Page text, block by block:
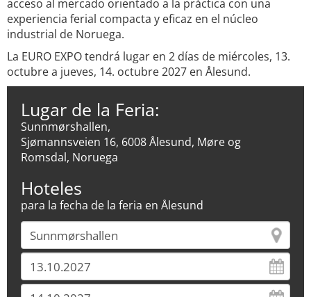
acceso al mercado orientado a la práctica con una
experiencia ferial compacta y eficaz en el núcleo
industrial de Noruega.
La EURO EXPO tendrá lugar en 2 días de miércoles, 13.
octubre a jueves, 14. octubre 2027 en Ålesund.
Lugar de la Feria:
Sunnmørshallen,
Sjømannsveien 16, 6008 Ålesund, Møre og
Romsdal, Noruega
Hoteles
para la fecha de la feria en Ålesund